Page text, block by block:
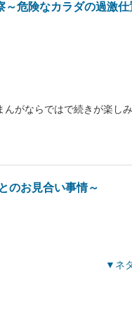
～危険なカラダの過激仕
んがならではで続きが楽し
のお見合い事情～
ネ